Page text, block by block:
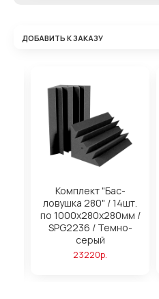
ДОБАВИТЬ К ЗАКАЗУ
Комплект "Бас-
ловушка 280" / 14шт.
по 1000х280х280мм /
SPG2236 / Темно-
серый
23220р.